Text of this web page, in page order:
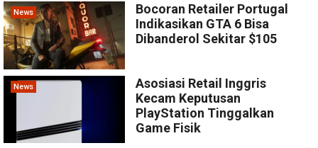
News
Bocoran Retailer Portugal
Indikasikan GTA 6 Bisa
Dibanderol Sekitar $105
News
Asosiasi Retail Inggris
Kecam Keputusan
PlayStation Tinggalkan
Game Fisik